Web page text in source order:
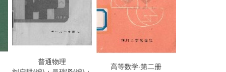
普通物理
高等数学·第二册